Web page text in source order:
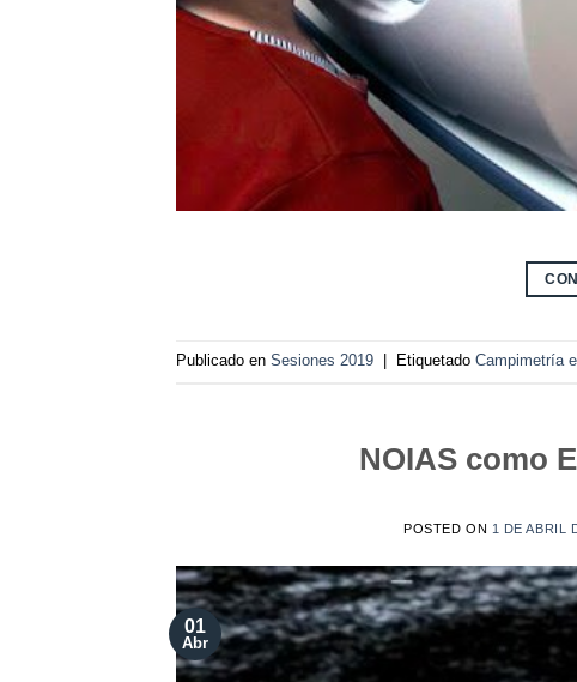
Publicado en Sesiones 2019 Etiquetado Campimetría
NOIAS como
POSTED ON 1 DE ABRIL
01
Abr